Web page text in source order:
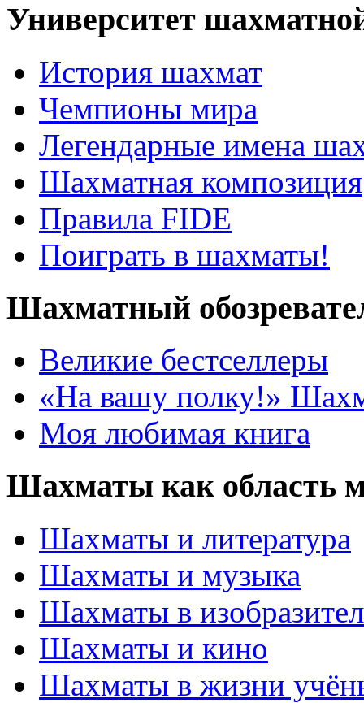
Университет
История шахмат
Чемпионы мира
Легендарные имена
Шахматная композиция
Правила FIDE
Поиграть в шахматы!
Шахматный
Великие бестселлеры
«На вашу полку!»
Моя любимая книга
Шахматы как область
Шахматы и литература
Шахматы и музыка
Шахматы в
Шахматы и кино
Шахматы в жизни